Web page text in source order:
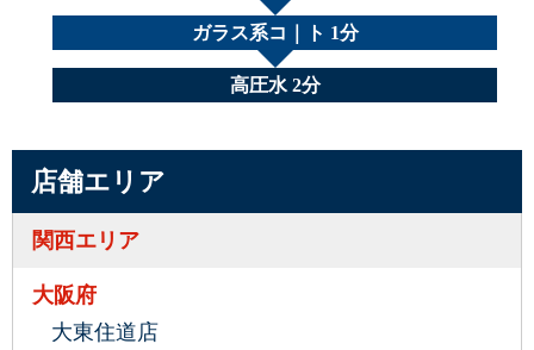
ガラス系コ｜ト 1分
高圧水 2分
店舗エリア
関西エリア
大阪府
大東住道店